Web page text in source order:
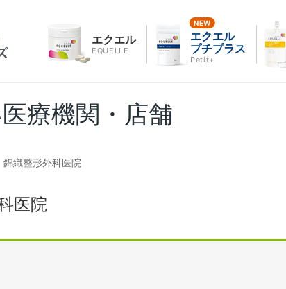
エクエル
EQUELLE
エクエル
プチプラス
Petit+
療機関・店舗
錦織整形外科医院
医院